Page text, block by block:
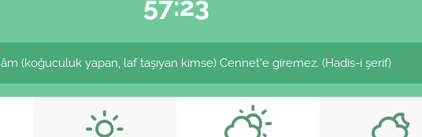
57:23
(koğuculuk yapan, laf taşıyan kimse) Cennet'e giremez. (Hadis-i şerif)